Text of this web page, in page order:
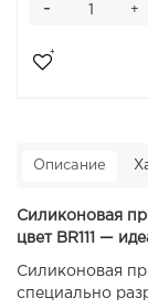
+
-
Описание
Силиконовая
цвет BR111 —
Силиконовая
специально